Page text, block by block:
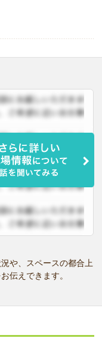
や、スペースの都合上
伝えできます。